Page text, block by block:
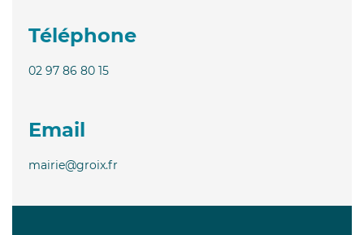
Téléphone
02 97 86 80 15
Email
mairie@groix.fr